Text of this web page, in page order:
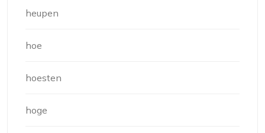
heupen
hoe
hoesten
hoge